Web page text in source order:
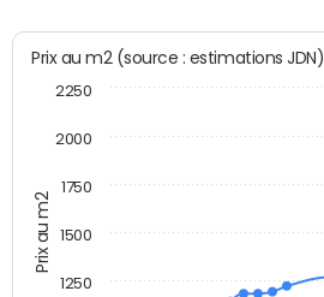
Prix au m2
Prix au m2 (source : estimations JDN)
1250
1500
1750
2000
2250